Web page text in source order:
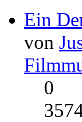
Ein
von
0